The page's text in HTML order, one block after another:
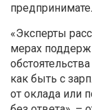
«Эксперты
мерах
как быть с
от оклада или